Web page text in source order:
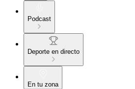
Podcast
Deporte en directo
En tu zona